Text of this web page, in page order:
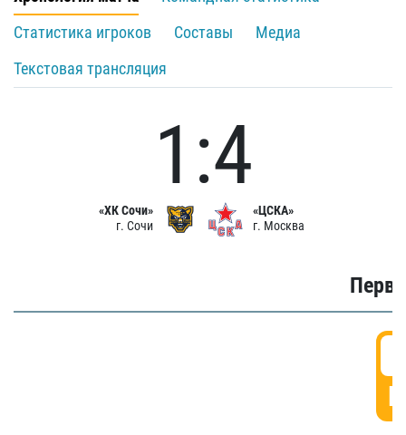
Статистика игроков
Составы
Медиа
Текстовая трансляция
«ХК Сочи»
г. Сочи
1:4
«ЦСКА»
г. Москва